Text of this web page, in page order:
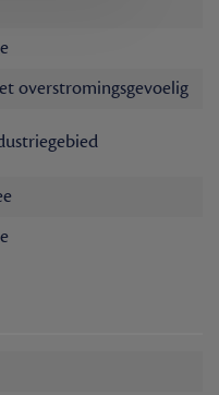
overstromingsgevoelig